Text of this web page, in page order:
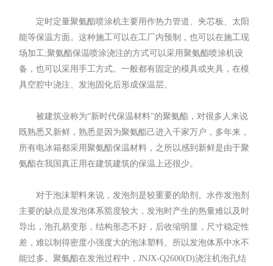
定时定量聚氨酯喷涂机主要用作热力管道、夹芯板、太阳
能等保温方面。这种施工可以在工厂内预制，也可以在施工现
场加工;聚氨酯保温喷涂浇注的方式可以采用聚氨酯喷涂机设
备，也可以采用手工方式。一般都有固定的模具或夹具，在模
具空腔中浇注、发泡固化后形成保温层。
被建筑业称为“新时代保温材料”的聚氨酯，对很多人来说
既熟悉又新鲜，熟悉是因为聚氨酯己进入千家万户，多年来，
所有电冰箱都采用聚氨酯保温材料，之所以感到新鲜是由于聚
氨酯在我国真正用在建筑建筑的保温上还很少。
对于泡沫塑料来说，发泡剂是较重要的助剂。水作发泡剂
主要的缺点是发泡体系豁度较大，发泡时产生的热量难以及时
导出，泡孔易变形，结构形态不好，后收缩明显，尺寸稳定性
差，难以制得密度小强度大的泡沫塑料。所以发泡体系中水不
能过多。聚氨酯在发泡过程中，JNJX-Q2600(D)浇注机泡孔结